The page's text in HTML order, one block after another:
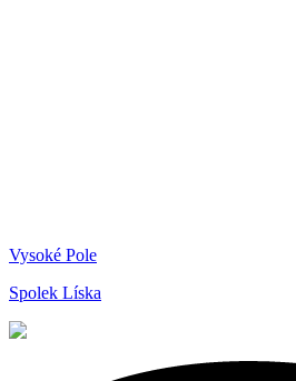
Vysoké Pole
Spolek Líska